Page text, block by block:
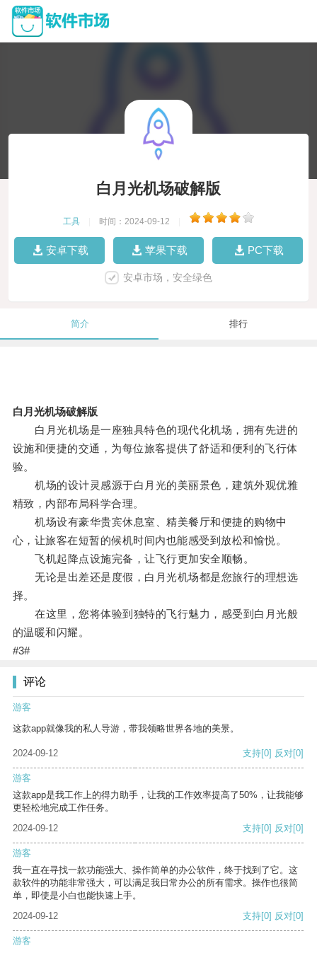
白月光机场破解版
工具 时间：2024-09-12
安卓下载 苹果下载 PC下载
安卓市场，安全绿色
简介 排行
白月光机场破解版
白月光机场是一座独具特色的现代化机场，拥有先进的
设施和便捷的交通，为每位旅客提供了舒适和便利的飞行体
验。
机场的设计灵感源于白月光的美丽景色，建筑外观优雅
精致，内部布局科学合理。
机场设有豪华贵宾休息室、精美餐厅和便捷的购物中
心，让旅客在短暂的候机时间内也能感受到放松和愉悦。
飞机起降点设施完备，让飞行更加安全顺畅。
无论是出差还是度假，白月光机场都是您旅行的理想选
择。
在这里，您将体验到独特的飞行魅力，感受到白月光般
的温暖和闪耀。
#3#
评论
游客
这款app就像我的私人导游，带我领略世界各地的美景。
2024-09-12 支持[0] 反对[0]
游客
这款app是我工作上的得力助手，让我的工作效率提高了50%，让我能够
更轻松地完成工作任务。
2024-09-12
支持[0] 反对[0]
游客
我一直在寻找一款功能强大、操作简单的办公软件，终于找到了它。这
款软件的功能非常强大，可以满足我日常办公的所有需求。操作也很简
单，即使是小白也能快速上手。
2024-09-12
支持[0] 反对[0]
游客